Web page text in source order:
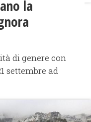
la
di genere con
settembre ad